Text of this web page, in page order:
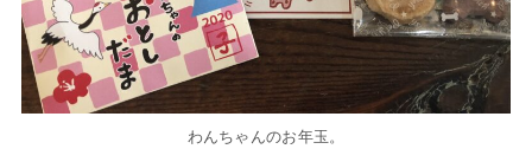
わんちゃんのお年玉。